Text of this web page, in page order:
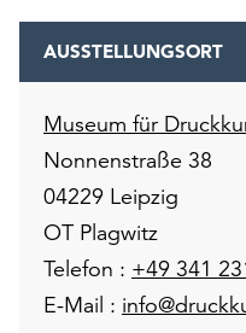
AUSSTELLUNGSORT
Museum für
Nonnenstraße 38
04229 Leipzig
OT Plagwitz
Telefon : +49 341
E-Mail :